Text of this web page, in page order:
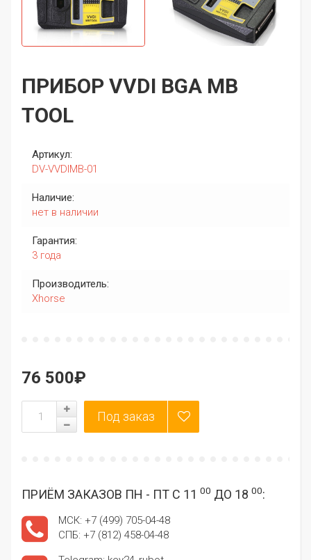
ПРИБОР VVDI BGA MB
TOOL
Артикул:
DV-VVDIMB-01
Наличие:
нет в наличии
Гарантия:
3 года
Производитель:
Xhorse
76 500₽
ПРИЁМ ЗАКАЗОВ ПН - ПТ С 11 00 ДО 18 00:
МСК: +7 (499) 705-04-48
СПБ: +7 (812) 458-04-48